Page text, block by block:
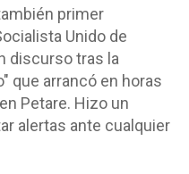
primer
Unido de
discurso tras la
que arrancó en horas
Petare. Hizo un
alertas ante cualquier